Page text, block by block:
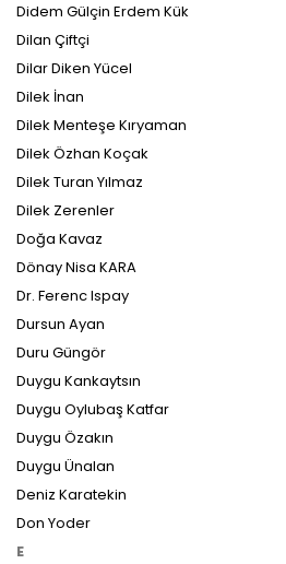
Didem Gülçin Erdem Kük
Dilan Çiftçi
Dilar Diken Yücel
Dilek İnan
Dilek Menteşe Kıryaman
Dilek Özhan Koçak
Dilek Turan Yılmaz
Dilek Zerenler
Doğa Kavaz
Dönay Nisa KARA
Dr. Ferenc Ispay
Dursun Ayan
Duru Güngör
Duygu Kankaytsın
Duygu Oylubaş Katfar
Duygu Özakın
Duygu Ünalan
Deniz Karatekin
Don Yoder
E